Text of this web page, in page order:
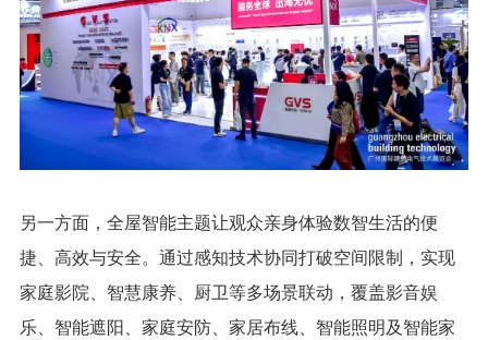
另一方面，全屋智能主题让观众亲身体验数智生活的便
捷、高效与安全。通过感知技术协同打破空间限制，实现
家庭影院、智慧康养、厨卫等多场景联动，覆盖影音娱
乐、智能遮阳、家庭安防、家居布线、智能照明及智能家